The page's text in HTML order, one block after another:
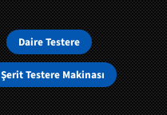
Daire Testere
Şerit Testere Makinası